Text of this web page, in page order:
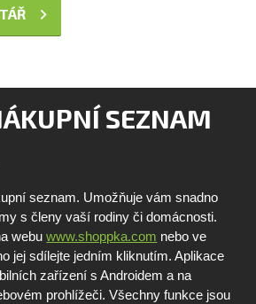
SEZNAM
seznam. Umožňuje vám snadno
s členy vaší rodiny či domácnosti.
webuwww.shoppka.com nebo ve
jej sdílejte jedním kliknutím. Aplikace
zařízení s Androidem a na
prohlížeči. Všechny funkce jsou